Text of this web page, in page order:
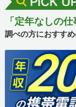
「定年なしの
調べの方におすす